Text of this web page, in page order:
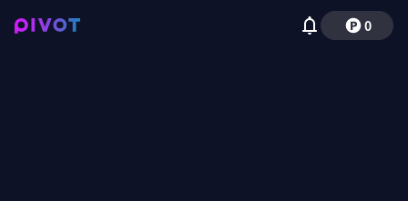
0